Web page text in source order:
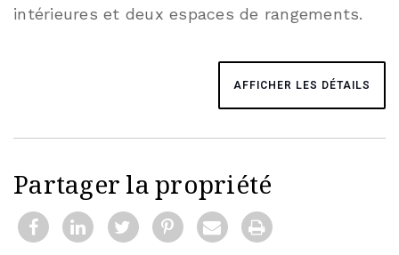
intérieures et deux espaces de rangements.
AFFICHER LES DÉTAILS
Partager la propriété